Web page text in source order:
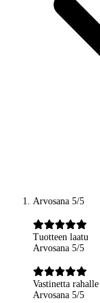
Arvosana 5/5
Tuotteen laatu
Arvosana 5/5
Vastinetta rahalle
Arvosana 5/5